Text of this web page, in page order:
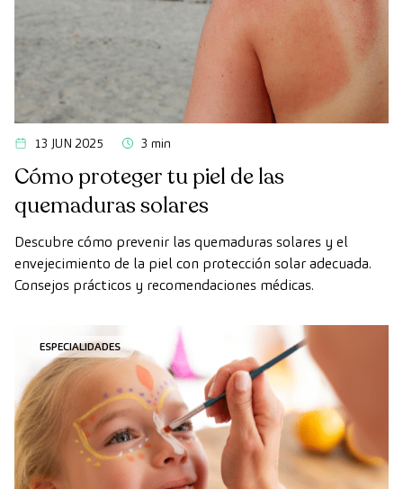
13 JUN 2025 3 min
Cómo proteger tu piel de las
quemaduras solares
Descubre cómo prevenir las quemaduras solares y el
envejecimiento de la piel con protección solar adecuada.
Consejos prácticos y recomendaciones médicas.
ESPECIALIDADES